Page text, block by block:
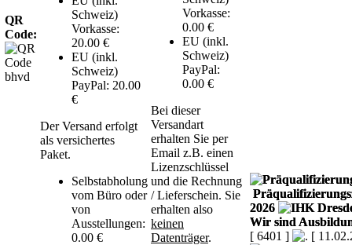
QR
Code:
Schweiz)
Vorkasse:
20.00 €
EU (inkl.
Schweiz)
PayPal: 20.00
€
Der Versand erfolgt
als versichertes
Paket.
Selbstabholung
vom Büro oder
von
Ausstellungen:
0.00 €
Vorkasse:
0.00 €
EU (inkl.
Schweiz)
PayPal:
0.00 €
Bei dieser
Versandart
erhalten Sie per
Email z.B. einen
Lizenzschlüssel
und die Rechnung
/ Lieferschein. Sie
erhalten also
keinen
Datenträger.
2026
Wir sind
[ 6401 ]
[